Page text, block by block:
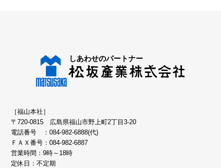
［福山本社］
〒720-0815 広島県福山市野上町2丁目3-20
電話番号 ：084-982-6888(代)
ＦＡＸ番号：084-982-6887
営業時間：9時～18時
定休日：不定期